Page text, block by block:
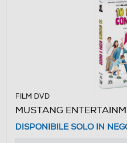
FILM DVD
MUSTANG
DISPONIBILE SOLO IN